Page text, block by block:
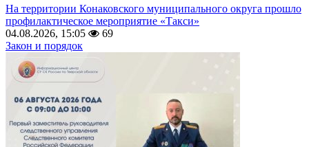
На территории Конаковского муниципального округа прошло
профилактическое мероприятие «Такси»
04.08.2026, 15:05
69
Закон и порядок